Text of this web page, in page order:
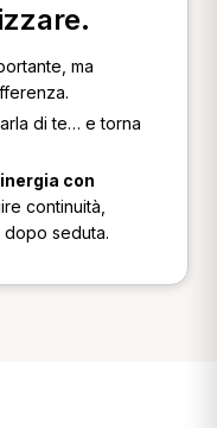
ma
di te… e torna
con
continuità,
seduta.